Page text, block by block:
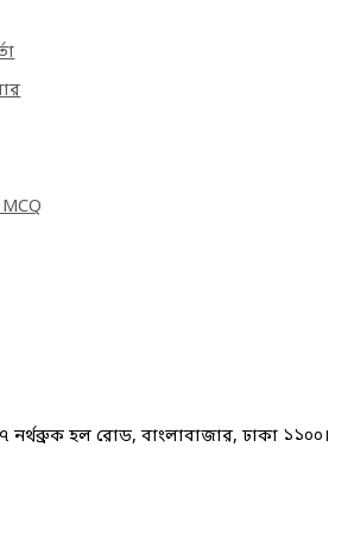
নর্থব্রুক হল রোড, বাংলাবাজার, ঢাকা ১১০০।